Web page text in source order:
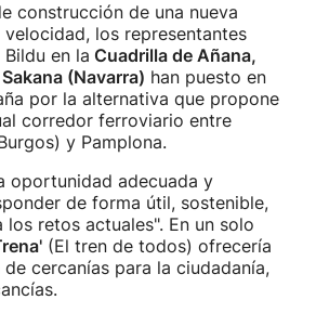
construcción de una nueva
los representantes
en la Cuadrilla de Añana,
(Navarra) han puesto en
por la alternativa que propone
corredor ferroviario entre
y Pamplona.
oportunidad adecuada y
de forma útil, sostenible,
retos actuales". En un solo
(El tren de todos) ofrecería
cercanías para la ciudadanía,